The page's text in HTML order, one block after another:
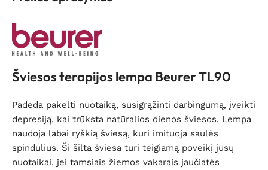
Šviesos terapijos lempa Beurer TL90
Padeda pakelti nuotaiką, susigrąžinti darbingumą, įveikti
depresiją, kai trūksta natūralios dienos šviesos. Lempa
naudoja labai ryškią šviesą, kuri imituoja saulės
spindulius. Ši šilta šviesa turi teigiamą poveikį jūsų
nuotaikai, jei tamsiais žiemos vakarais jaučiatės